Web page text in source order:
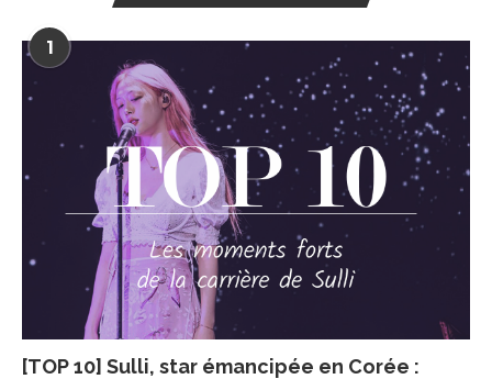
1
[TOP 10] Sulli, star émancipée en Corée :